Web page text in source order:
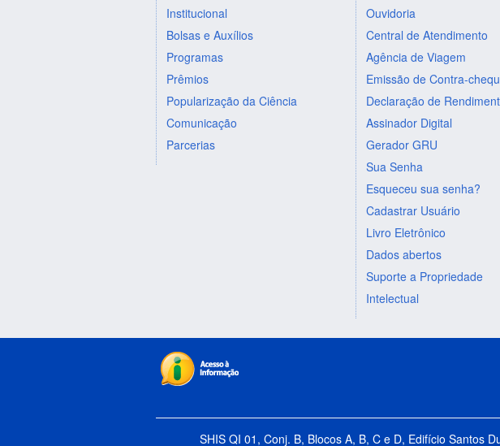
Institucional
Bolsas e Auxílios
Programas
Prêmios
Popularização da Ciência
Comunicação
Parcerias
Ouvidoria
Central de Atendimento
Agência de Viagem
Emissão de Contra-
Declaração de
Assinador Digital
Gerador GRU
Sua Senha
Esqueceu sua senha?
Cadastrar Usuário
Livro Eletrônico
Dados abertos
Suporte a Propriedade
Intelectual
SHIS QI 01, Conj. B, Blocos A, B, C e D, Edifício Santos